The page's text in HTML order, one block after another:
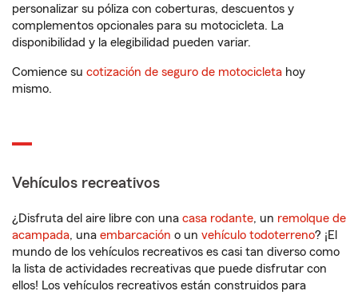
personalizar su póliza con coberturas, descuentos y
complementos opcionales para su motocicleta. La
disponibilidad y la elegibilidad pueden variar.
Comience su cotización de seguro de motocicleta hoy
mismo.
Vehículos recreativos
¿Disfruta del aire libre con una casa rodante, un remolque de
acampada, una embarcación o un vehículo todoterreno? ¡El
mundo de los vehículos recreativos es casi tan diverso como
la lista de actividades recreativas que puede disfrutar con
ellos! Los vehículos recreativos están construidos para